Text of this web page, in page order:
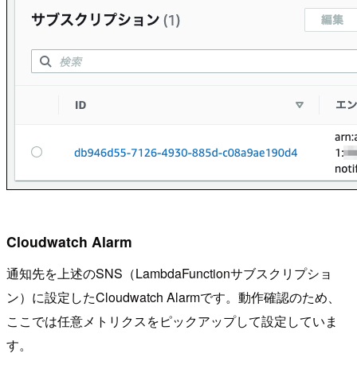
Cloudwatch Alarm
通知先を上述のSNS（LambdaFunctionサブスクリプショ
ン）に設定したCloudwatch Alarmです。動作確認のため、
ここでは任意メトリクスをピックアップして設定していま
す。